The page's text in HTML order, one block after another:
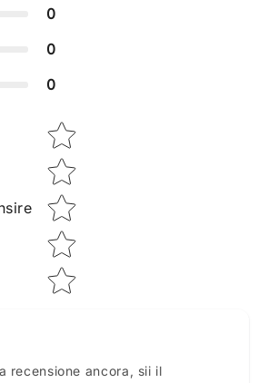
0
0
0
Star rating
recensione ancora, sii il